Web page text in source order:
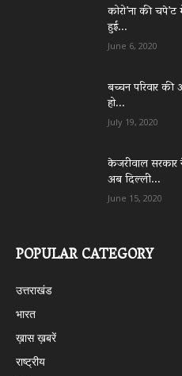
कोरो’ना की
हुई...
June 6, 2020
बच्चन परिवार
हो...
July 19, 2020
केजरीवाल
अब दिल्ली...
June 15, 2020
POPULAR CATEGORY
उत्तराखंड
भारत
ख़ास ख़बरें
राष्ट्रीय